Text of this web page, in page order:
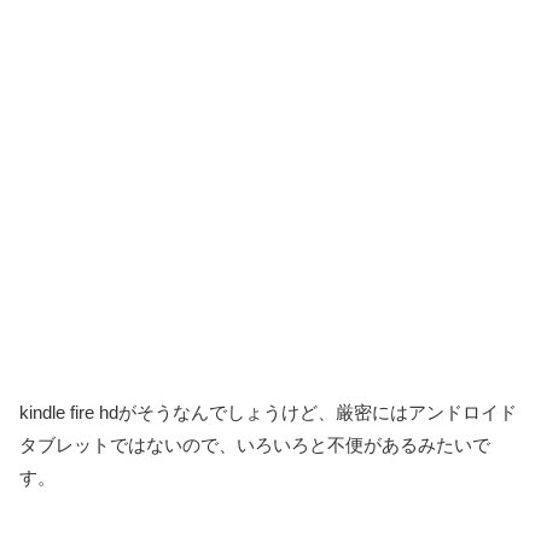
kindle fire hdがそうなんでしょうけど、厳密にはアンドロイド
タブレットではないので、いろいろと不便があるみたいで
す。